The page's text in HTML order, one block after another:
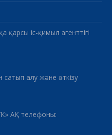
іс-қимыл агенттігі
алу және өткізу
АҚ телефоны: